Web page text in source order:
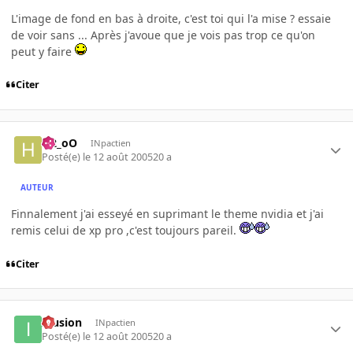
L'image de fond en bas à droite, c'est toi qui l'a mise ? essaie
de voir sans ... Après j'avoue que je vois pas trop ce qu'on
peut y faire
Citer
H2_oO INpactien
Posté(e) le 12 août 200520 a
AUTEUR
Finnalement j'ai esseyé en suprimant le theme nvidia et j'ai
remis celui de xp pro ,c'est toujours pareil.
Citer
Illusion INpactien
Posté(e) le 12 août 200520 a